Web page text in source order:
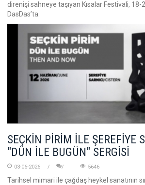
direnişi sahneye taşıyan Kısalar Festivali, 18-
DasDas’ta.
SEÇKİN PİRİM İLE ŞEREFİYE
"DÜN İLE BUGÜN" SERGİSİ
03-06-2026 5646
Tarihsel mimari ile çağdaş heykel sanatının